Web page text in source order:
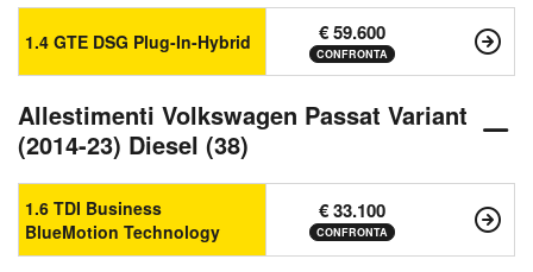
1.4 GTE DSG Plug-In-Hybrid € 59.600
CONFRONTA
Allestimenti Volkswagen Passat Variant
(2014-23) Diesel (38)
1.6 TDI Business
BlueMotion Technology
€ 33.100
CONFRONTA